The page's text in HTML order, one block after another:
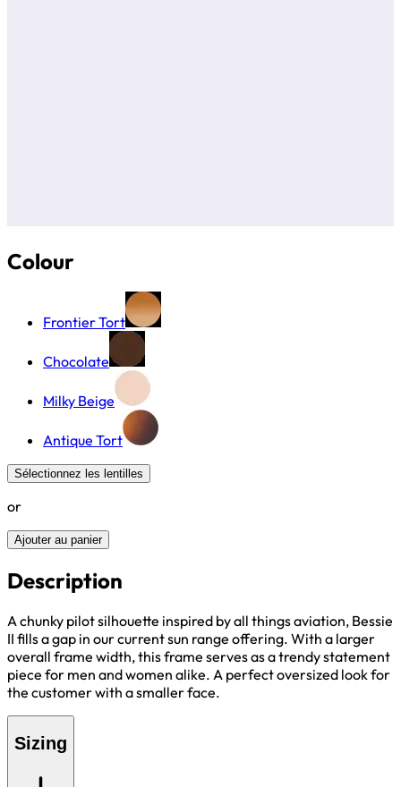
Colour
Frontier Tort
Chocolate
Milky Beige
Antique Tort
Sélectionnez les lentilles
or
Ajouter au panier
Description
A chunky pilot silhouette inspired by all things aviation, Bessie
II fills a gap in our current sun range offering. With a larger
overall frame width, this frame serves as a trendy statement
piece for men and women alike. A perfect oversized look for
the customer with a smaller face.
Sizing